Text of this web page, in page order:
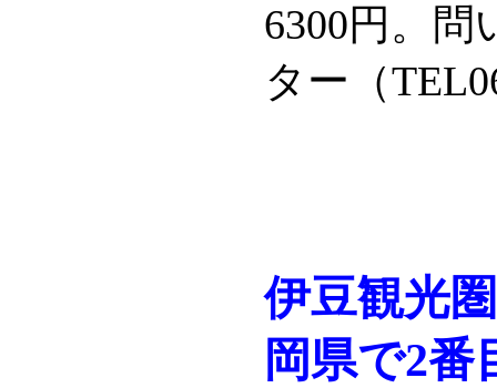
6300円。
ター（
伊豆観光
岡県で2番